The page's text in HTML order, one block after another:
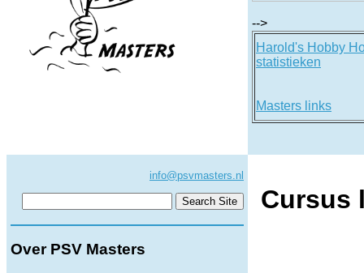
-->
Harold's Hobby
statistieken
Masters links
info@psvmasters.nl
Over PSV Masters
Cursus